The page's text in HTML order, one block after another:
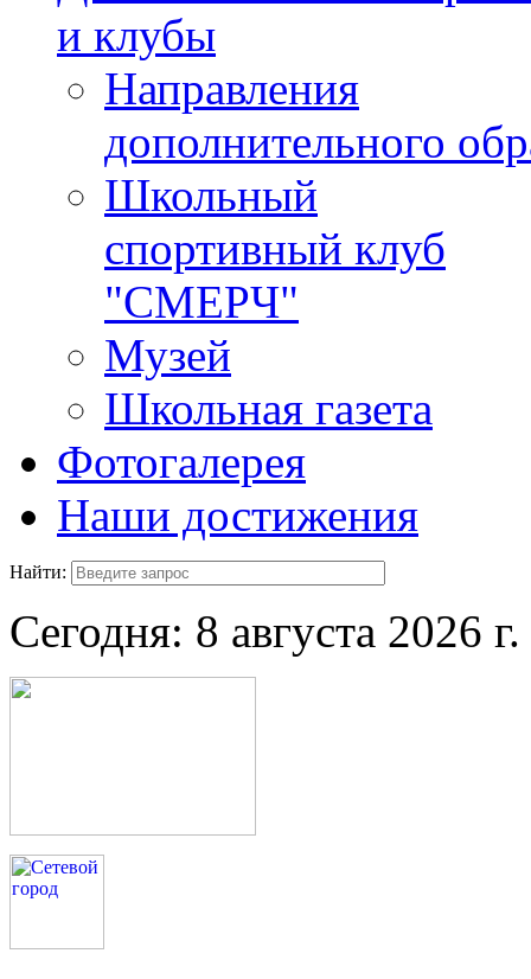
и клубы
Направления
дополнительного
Школьный
спортивный клуб
"СМЕРЧ"
Музей
Школьная газета
Фотогалерея
Наши достижения
Найти:
Сегодня: 8 августа 2026